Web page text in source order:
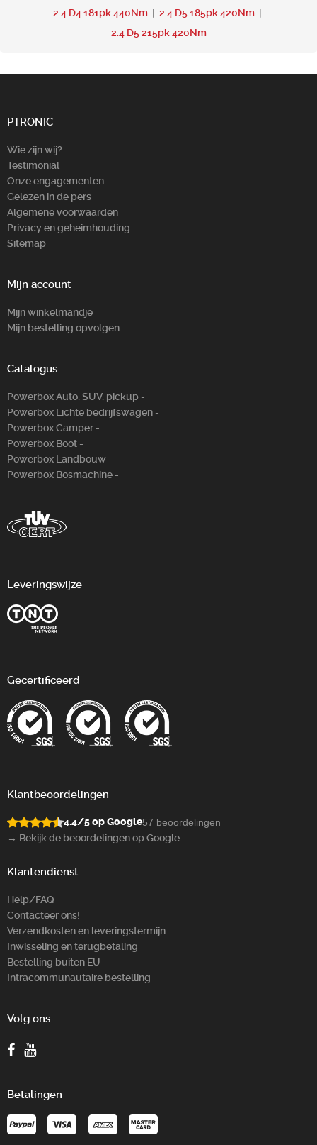
2.4 D4 181pk 440Nm
2.4 D5 185pk 420Nm
2.4 D5 215pk 420Nm
PTRONIC
Wie zijn wij?
Testimonial
Onze engagementen
Gelezen in de pers
Algemene voorwaarden
Privacy en geheimhouding
Sitemap
Mijn account
Mijn winkelmandje
Mijn bestelling opvolgen
Catalogus
Powerbox Auto, SUV, pickup -
Powerbox Lichte bedrijfswagen -
Powerbox Camper -
Powerbox Boot -
Powerbox Landbouw -
Powerbox Bosm­achine -
Leveringswijze
Gecertificeerd
Klantbeoordelingen
4.4/5 op Google57 beoordelingen
→ Bekijk de beoordelingen op Google
Klantendienst
Help/FAQ
Contacteer ons!
Verzendkosten en leveringstermijn
Inwisseling en terugbetaling
Bestelling buiten EU
Intracommunautaire bestelling
Volg ons
Betalingen